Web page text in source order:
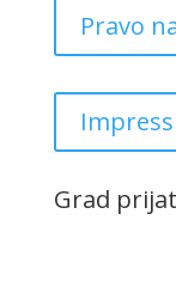
Pravo
Grad